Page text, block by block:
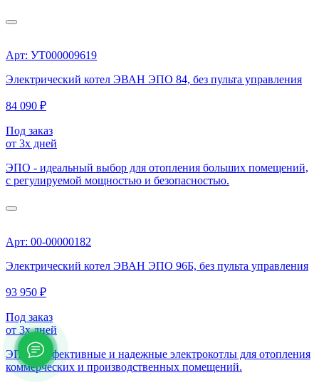
Арт: УТ000009619
Электрический котел ЭВАН ЭПО 84, без пульта управления
84 090 ₽
Под заказ
от 3х дней
ЭПО - идеальный выбор для отопления больших помещений,
с регулируемой мощностью и безопасностью.
Арт: 00-00000182
Электрический котел ЭВАН ЭПО 96Б, без пульта управления
93 950 ₽
Под заказ
от 3х дней
ЭПО - эффективные и надежные электрокотлы для отопления
коммерческих и производственных помещений.